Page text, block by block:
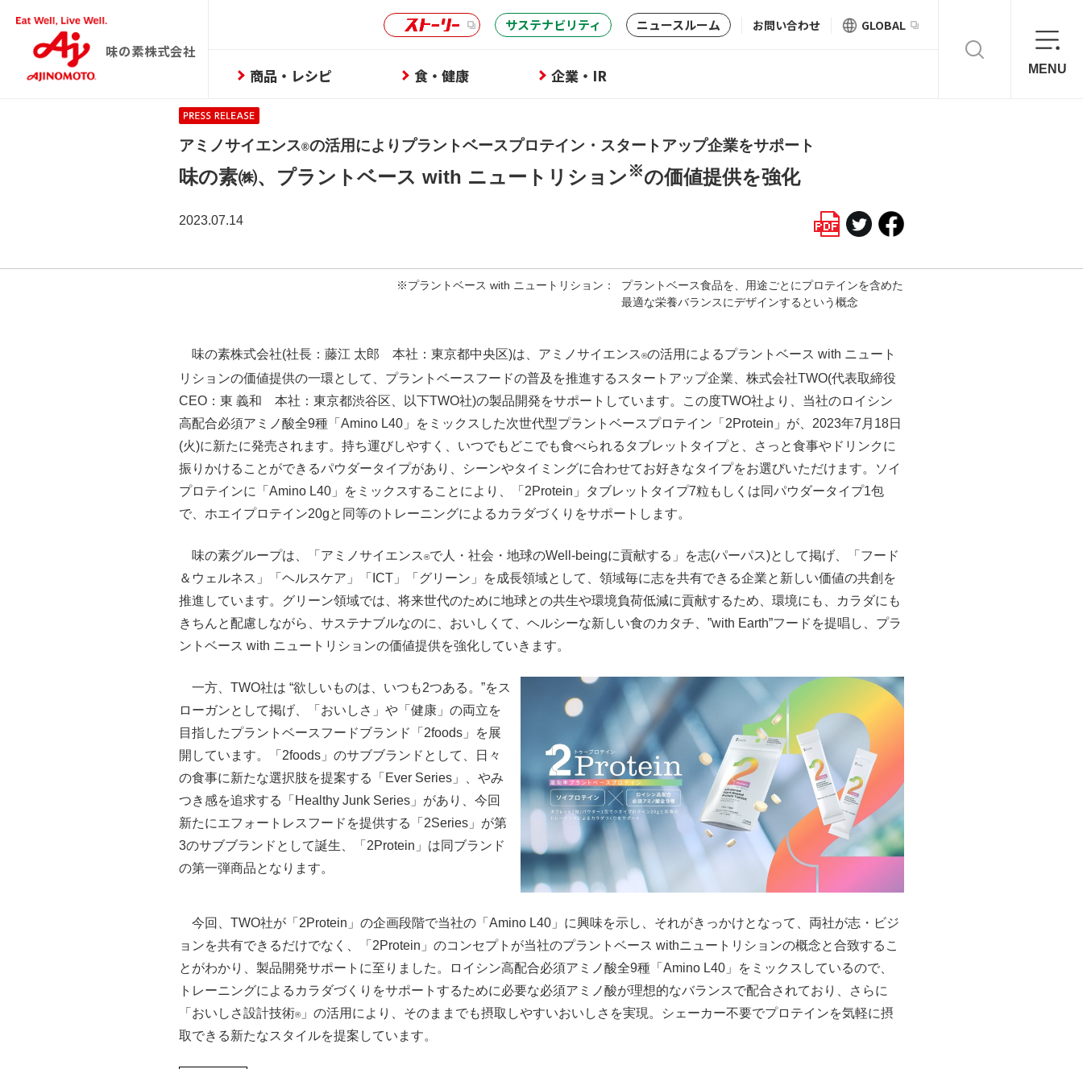
味の素株式会社
サステナビリティ ニュースルーム お問い合わせ GLOBAL
商品・レシピ 食・健康 企業・IR MENU
アミノサイエンス®の活用によりプラントベースプロテイン・スタートアップ企業をサポート
味の素㈱、プラントベース with ニュートリション※の価値提供を強化
2023.07.14
※プラントベース with ニュートリション：
プラントベース食品を、用途ごとにプロテインを含めた
最適な栄養バランスにデザインするという概念
味の素株式会社(社長：藤江 太郎 本社：東京都中央区)は、アミノサイエンス®の活用によるプラントベース with ニュート
リションの価値提供の一環として、プラントベースフードの普及を推進するスタートアップ企業、株式会社TWO(代表取締役
CEO：東 義和 本社：東京都渋谷区、以下TWO社)の製品開発をサポートしています。この度TWO社より、当社のロイシン
高配合必須アミノ酸全9種「Amino L40」をミックスした次世代型プラントベースプロテイン「2Protein」が、2023年7月18日
(火)に新たに発売されます。持ち運びしやすく、いつでもどこでも食べられるタブレットタイプと、さっと食事やドリンクに
振りかけることができるパウダータイプがあり、シーンやタイミングに合わせてお好きなタイプをお選びいただけます。ソイ
プロテインに「Amino L40」をミックスすることにより、「2Protein」タブレットタイプ7粒もしくは同パウダータイプ1包
で、ホエイプロテイン20gと同等のトレーニングによるカラダづくりをサポートします。
味の素グループは、「アミノサイエンス®で人・社会・地球のWell-beingに貢献する」を志(パーパス)として掲げ、「フード
＆ウェルネス」「ヘルスケア」「ICT」「グリーン」を成長領域として、領域毎に志を共有できる企業と新しい価値の共創を
推進しています。グリーン領域では、将来世代のために地球との共生や環境負荷低減に貢献するため、環境にも、カラダにも
きちんと配慮しながら、サステナブルなのに、おいしくて、ヘルシーな新しい食のカタチ、”with Earth”フードを提唱し、プラ
ントベース with ニュートリションの価値提供を強化していきます。
一方、TWO社は “欲しいものは、いつも2つある。”をス
ローガンとして掲げ、「おいしさ」や「健康」の両立を
目指したプラントベースフードブランド「2foods」を展
開しています。「2foods」のサブブランドとして、日々
の食事に新たな選択肢を提案する「Ever Series」、やみ
つき感を追求する「Healthy Junk Series」があり、今回
新たにエフォートレスフードを提供する「2Series」が第
3のサブブランドとして誕生、「2Protein」は同ブランド
の第一弾商品となります。
今回、TWO社が「2Protein」の企画段階で当社の「Amino L40」に興味を示し、それがきっかけとなって、両社が志・ビジ
ョンを共有できるだけでなく、「2Protein」のコンセプトが当社のプラントベース withニュートリションの概念と合致するこ
とがわかり、製品開発サポートに至りました。ロイシン高配合必須アミノ酸全9種「Amino L40」をミックスしているので、
トレーニングによるカラダづくりをサポートするために必要な必須アミノ酸が理想的なバランスで配合されており、さらに
「おいしさ設計技術®」の活用により、そのままでも摂取しやすいおいしさを実現。シェーカー不要でプロテインを気軽に摂
取できる新たなスタイルを提案しています。